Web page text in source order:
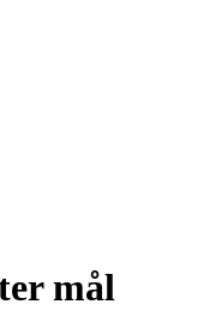
mål